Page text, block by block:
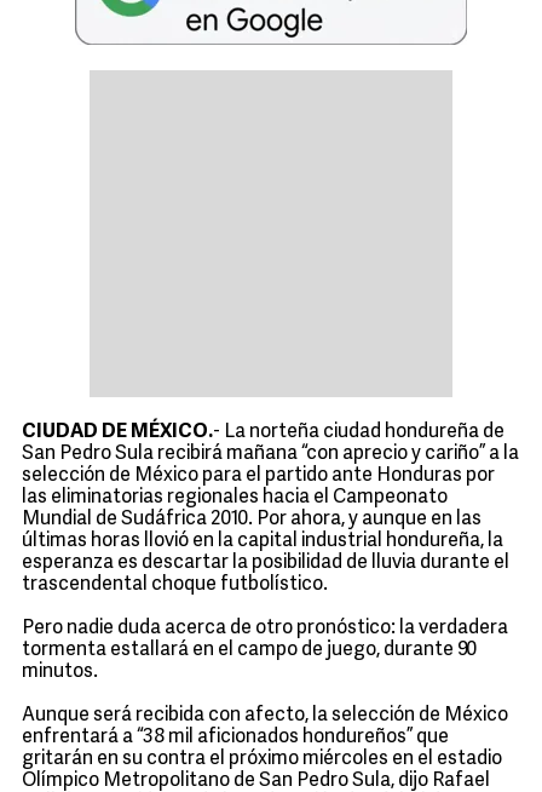
CIUDAD DE MÉXICO.- La norteña ciudad hondureña de
San Pedro Sula recibirá mañana “con aprecio y cariño” a la
selección de México para el partido ante Honduras por
las eliminatorias regionales hacia el Campeonato
Mundial de Sudáfrica 2010. Por ahora, y aunque en las
últimas horas llovió en la capital industrial hondureña, la
esperanza es descartar la posibilidad de lluvia durante el
trascendental choque futbolístico.
Pero nadie duda acerca de otro pronóstico: la verdadera
tormenta estallará en el campo de juego, durante 90
minutos.
Aunque será recibida con afecto, la selección de México
enfrentará a “38 mil aficionados hondureños” que
gritarán en su contra el próximo miércoles en el estadio
Olímpico Metropolitano de San Pedro Sula, dijo Rafael